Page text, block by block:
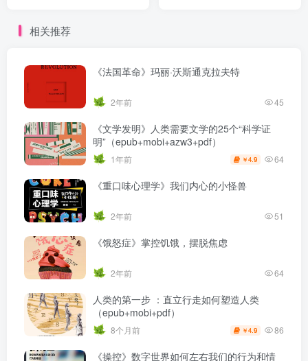
相关推荐
《法国革命》玛丽·沃斯通克拉夫特
2年前 45
《文学发明》人类需要文学的25个“科学证
明”（epub+mobi+azw3+pdf）
1年前 ￥4.9 64
《重口味心理学》我们内心的小怪兽
2年前 51
《饿怒症》掌控饥饿，摆脱焦虑
2年前 64
人类的第一步 ：直立行走如何塑造人类
（epub+mobi+pdf）
8个月前 ￥4.9 86
《操控》数字世界如何左右我们的行为和情